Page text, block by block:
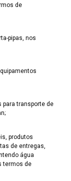
de
pipas, nos
transporte de
produtos
de entregas,
água
termos de